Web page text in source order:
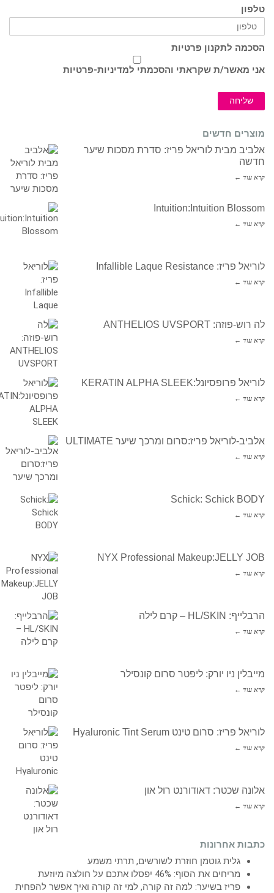
טלפון
הסכמה לתקנון פרטיות
אני מאשר/ת שקראתי והסכמתי למדיניות-פרטיות
שליחה
מוצרים חדשים
אלביב מבית לוריאל פריז: סדרת מסכות שיער
חדשה
קרא עוד ←
Intuition:Intuition Blossom
קרא עוד ←
לוריאל פריז: Infallible Laque Resistance
קרא עוד ←
לה רוש-פוזה: ANTHELIOS UVSPORT
קרא עוד ←
לוריאל פרופסיונל:KERATIN ALPHA SLEEK
קרא עוד ←
אלביב-לוריאל פריז:סרום ומרכך שיער ULTIMATE
קרא עוד ←
Schick: Schick BODY
קרא עוד ←
NYX Professional Makeup:JELLY JOB
קרא עוד ←
הרבלייף: HL/SKIN – קרם לילה
קרא עוד ←
מייבלין ניו יורק: ליפטר סרום קונסילר
קרא עוד ←
לוריאל פריז: סרום טינט Hyaluronic Tint Serum
קרא עוד ←
אלונה שכטר: דאודורנט רול און
קרא עוד ←
כתבות אחרונות
גלית גוטמן חוזרת לשורשים, תרתי משמע
מריחים את הסוף: 46% יפסלו אתכם על חולצה מיוזעת
פריז בשיער: למה זה קורה, למי זה קורה ואיך אפשר להפחית